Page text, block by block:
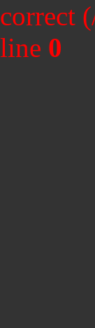
correct
line 0